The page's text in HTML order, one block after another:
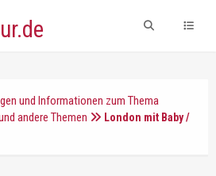
und Informationen zum Thema
andere Themen
London mit Baby /